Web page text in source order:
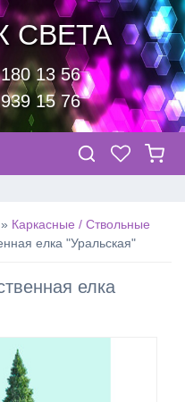
СВЕТА
180 13 56
939 15 76
» Каркасные / Ствольные
елка "Уральская"
елка